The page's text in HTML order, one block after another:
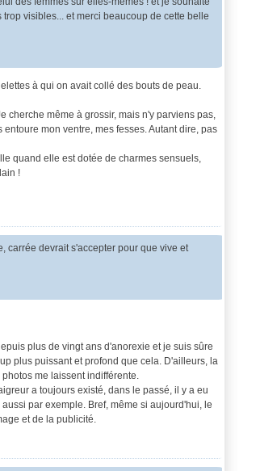
visibles... et merci beaucoup de cette belle
à qui on avait collé des bouts de peau.
cherche même à grossir, mais n'y parviens pas,
mon ventre, mes fesses. Autant dire, pas
quand elle est dotée de charmes sensuels,
!
carrée devrait s'accepter pour que vive et
plus de vingt ans d'anorexie et je suis sûre
plus puissant et profond que cela. D'ailleurs, la
me laissent indifférente.
a toujours existé, dans le passé, il y a eu
par exemple. Bref, même si aujourd'hui, le
et de la publicité.